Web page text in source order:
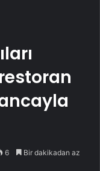
6 Bir dakikadan az